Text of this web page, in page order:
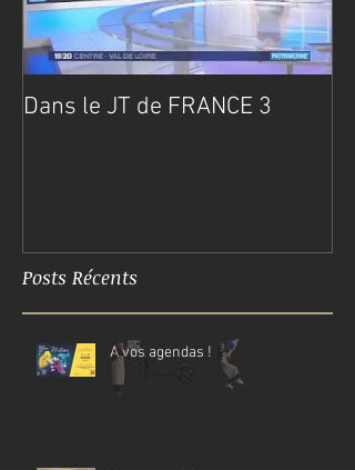
Dans le JT de FRANCE 3
Posts Récents
A vos agendas !